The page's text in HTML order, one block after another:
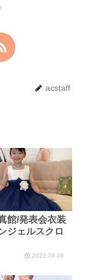
acstaff
館/発表会衣装
ジェルスクロ
2023.09.08